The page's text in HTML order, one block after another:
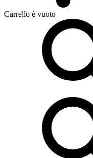
Carrello è vuoto